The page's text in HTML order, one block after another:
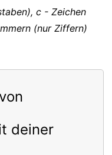
c - Zeichen
(nur Ziffern)
deiner